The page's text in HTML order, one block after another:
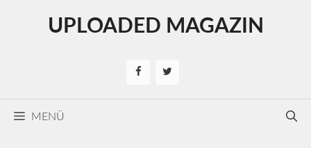
UPLOADED MAGAZIN
MENÜ